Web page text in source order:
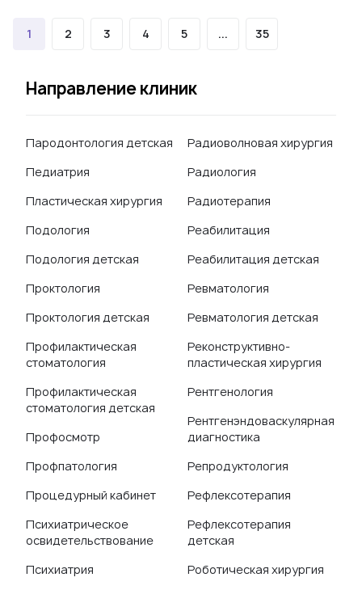
1 2 3 4 5 ... 35
Направление клиник
Пародонтология детская
Педиатрия
Пластическая хирургия
Подология
Подология детская
Проктология
Проктология детская
Профилактическая
стоматология
Профилактическая
стоматология детская
Профосмотр
Профпатология
Процедурный кабинет
Психиатрическое
освидетельствование
Психиатрия
Радиоволновая хирургия
Радиология
Радиотерапия
Реабилитация
Реабилитация детская
Ревматология
Ревматология детская
Реконструктивно-
пластическая хирургия
Рентгенология
Рентгенэндоваскулярная
диагностика
Репродуктология
Рефлексотерапия
Рефлексотерапия
детская
Роботическая хирургия